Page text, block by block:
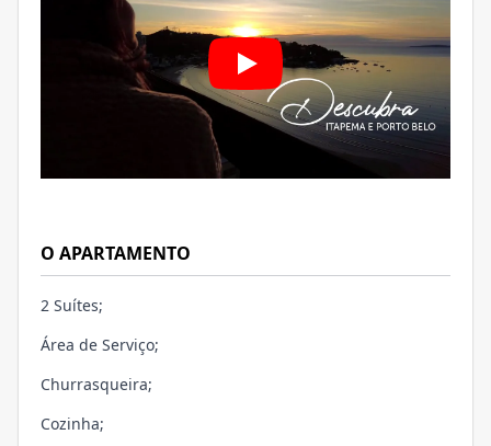
O APARTAMENTO
2 Suítes;
Área de Serviço;
Churrasqueira;
Cozinha;